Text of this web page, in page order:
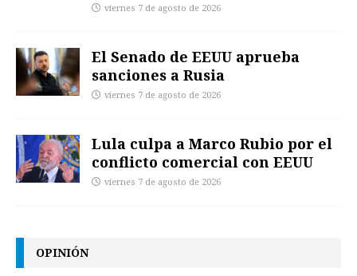
viernes 7 de agosto de 2026
El Senado de EEUU aprueba
sanciones a Rusia
viernes 7 de agosto de 2026
Lula culpa a Marco Rubio por el
conflicto comercial con EEUU
viernes 7 de agosto de 2026
OPINIÓN